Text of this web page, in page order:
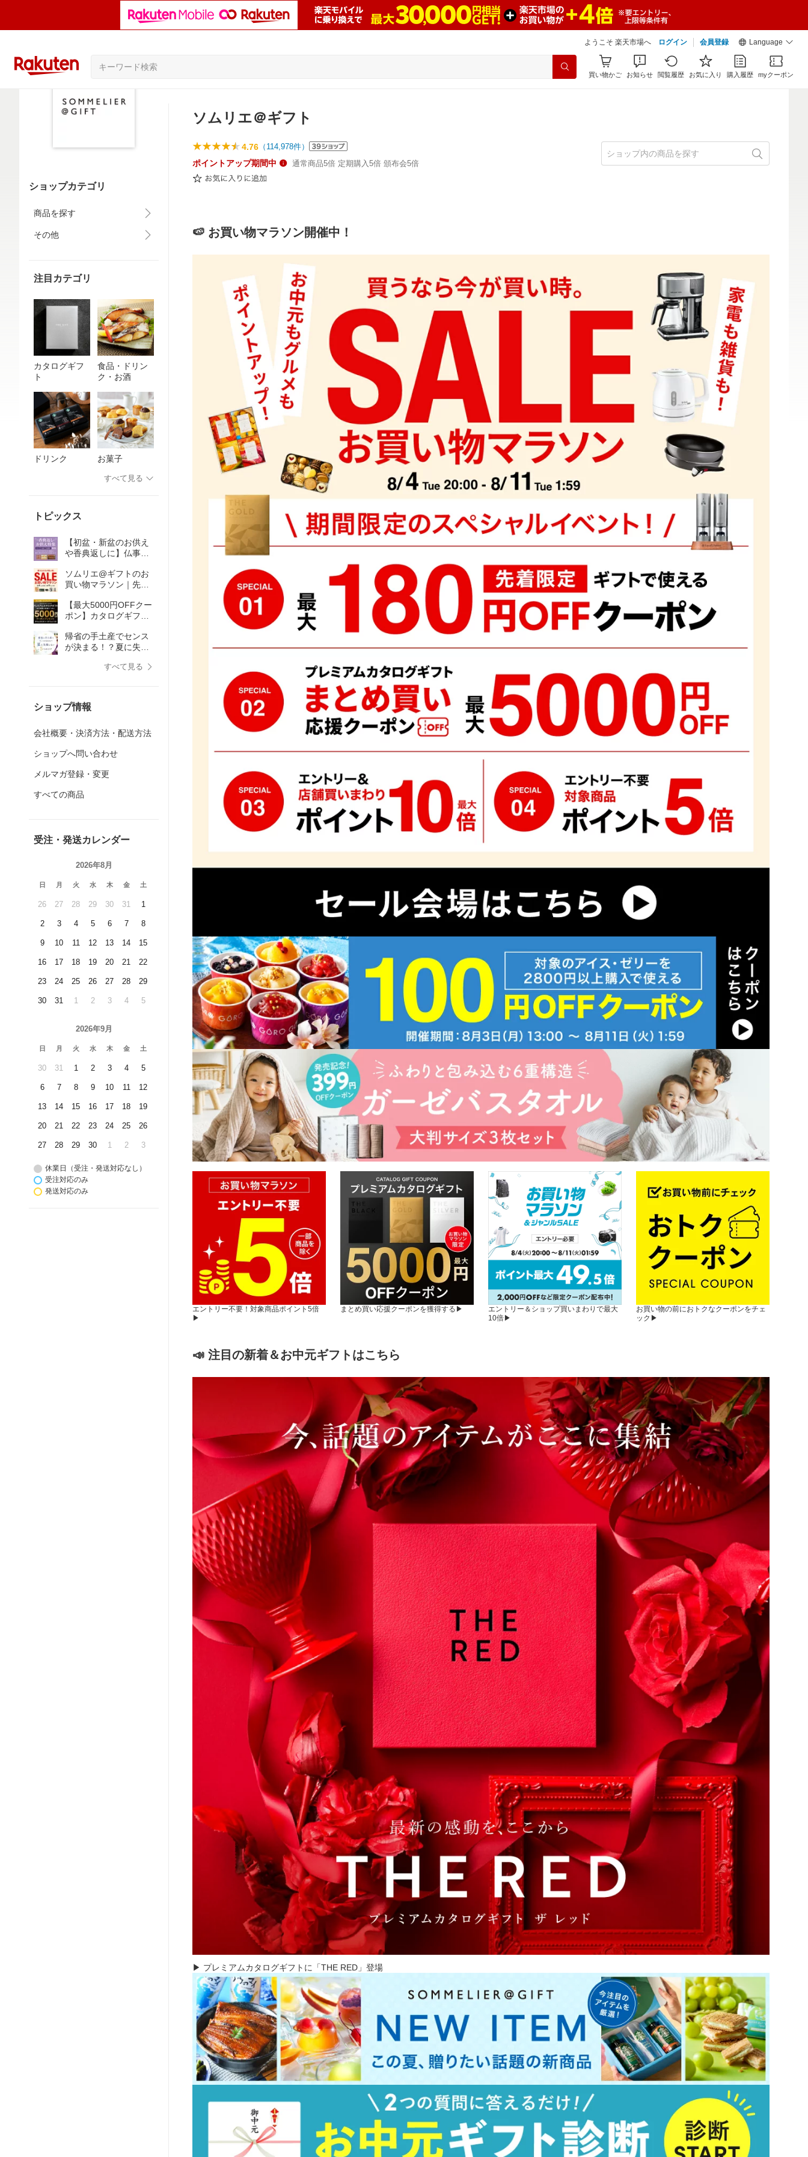
ようこそ 楽天市場へ ログイン 会員登録 Language
買い物かご お知らせ 閲覧履歴 お気に入り 購入履歴 myクーポン
ショップカテゴリ
商品を探す
その他
注目カテゴリ
カタログギフ
ト
食品・ドリン
ク・お酒
ドリンク お菓子
すべて見る
トピックス
【初盆・新盆のお供え
や香典返しに】仏事専
ソムリエ@ギフトのお
買い物マラソン｜先着
GETのチャンス
【最大5000円OFFクー
ポン】カタログギフト
ペーン
帰省の手土産でセンス
が決まる！？夏に失敗
すべて見る
ショップ情報
会社概要・決済方法・配送方法
ショップへ問い合わせ
メルマガ登録・変更
すべての商品
受注・発送カレンダー
2026年8月
日 月 火 水 木 金 土
26 27 28 29 30 31 1
2 3 4 5 6 7 8
9 10 11 12 13 14 15
16 17 18 19 20 21 22
23 24 25 26 27 28 29
30 31 1 2 3 4 5
2026年9月
日 月 火 水 木 金 土
30 31 1 2 3 4 5
6 7 8 9 10 11 12
13 14 15 16 17 18 19
20 21 22 23 24 25 26
27 28 29 30 1 2 3
休業日（受注・発送対応なし）
受注対応のみ
発送対応のみ
ソムリエ＠ギフト
4.76 （ 114,978件）
ポイントアップ期間中 通常商品5倍 定期購入5倍 頒布会5倍
🍉 お買い物マラソン開催中！
エントリー不要！対象商品ポイント5倍
▶︎
まとめ買い応援クーポンを獲得する▶︎
エントリー＆ショップ買いまわりで最大
10倍▶︎
お買い物の前におトクなクーポンをチェ
ック▶︎
📣 注目の新着＆お中元ギフトはこちら
▶︎ プレミアムカタログギフトに「THE RED」登場